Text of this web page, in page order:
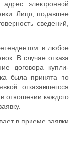
электронной
Лицо, подавшее
сведений,
в любое
В случае отказа
договора купли-
была принята по
отказавшегося
отношении каждого
в приеме заявки